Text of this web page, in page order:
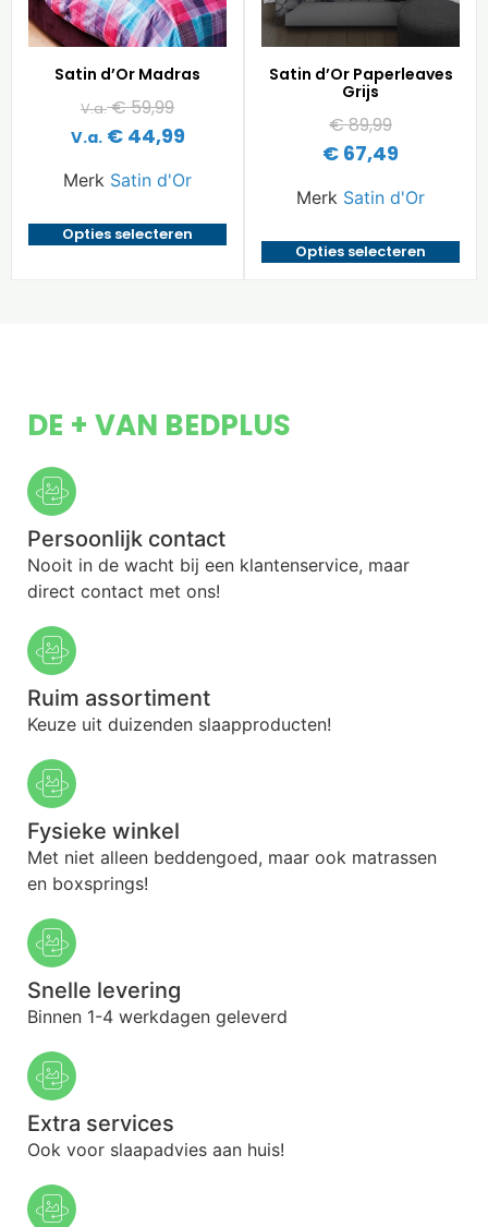
Satin d’Or Madras
V.a. €59,99
V.a. €44,99
Merk Satin d'Or
Opties selecteren
Satin d’Or Paperleaves
Grijs
€89,99
€ 67,49
Merk Satin d'Or
Opties selecteren
DE + VAN BEDPLUS
Persoonlijk contact
Nooit in de wacht bij een klantenservice, maar
direct contact met ons!
Ruim assortiment
Keuze uit duizenden slaapproducten!
Fysieke winkel
Met niet alleen beddengoed, maar ook matrassen
en boxsprings!
Snelle levering
Binnen 1-4 werkdagen geleverd
Extra services
Ook voor slaapadvies aan huis!